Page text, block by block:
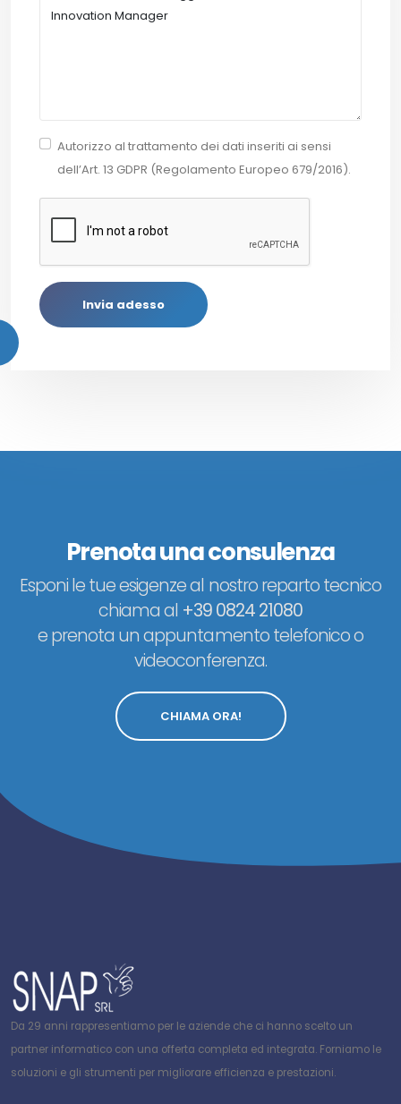
Autorizzo al trattamento dei dati inseriti ai sensi
dell’Art. 13 GDPR (Regolamento Europeo 679/2016).
Prenota una consulenza
Esponi le tue esigenze al nostro reparto tecnico
chiama al +39 0824 21080
e prenota un appuntamento telefonico o
videoconferenza.
CHIAMA ORA!
Da 29 anni rappresentiamo per le aziende che ci hanno scelto un
partner informatico con una offerta completa ed integrata. Forniamo le
soluzioni e gli strumenti per migliorare efficienza e prestazioni.